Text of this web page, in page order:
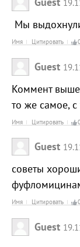
Мы
Имя Цитировать
Guest
Коммент
то же самое,
Имя Цитировать
Guest
советы
Имя Цитировать
Guest